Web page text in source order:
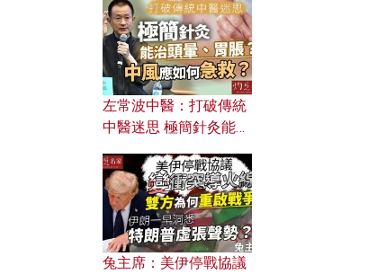
校內數字教育如何實踐
落地？
左常波中醫：打破傳統
中醫迷思 極簡針灸能治
何急救？
兔主席：美伊停戰協議